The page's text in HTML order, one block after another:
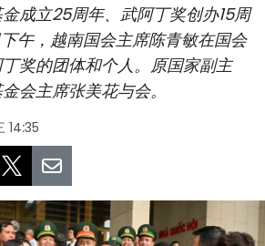
政治
经济
社会
环保
文化
体育
成立25周年、武阿丁奖创办15周
午，越南国会主席陈青敏在国会
奖的团体和个人。原国家副主
会主席张美花与会。
14:35